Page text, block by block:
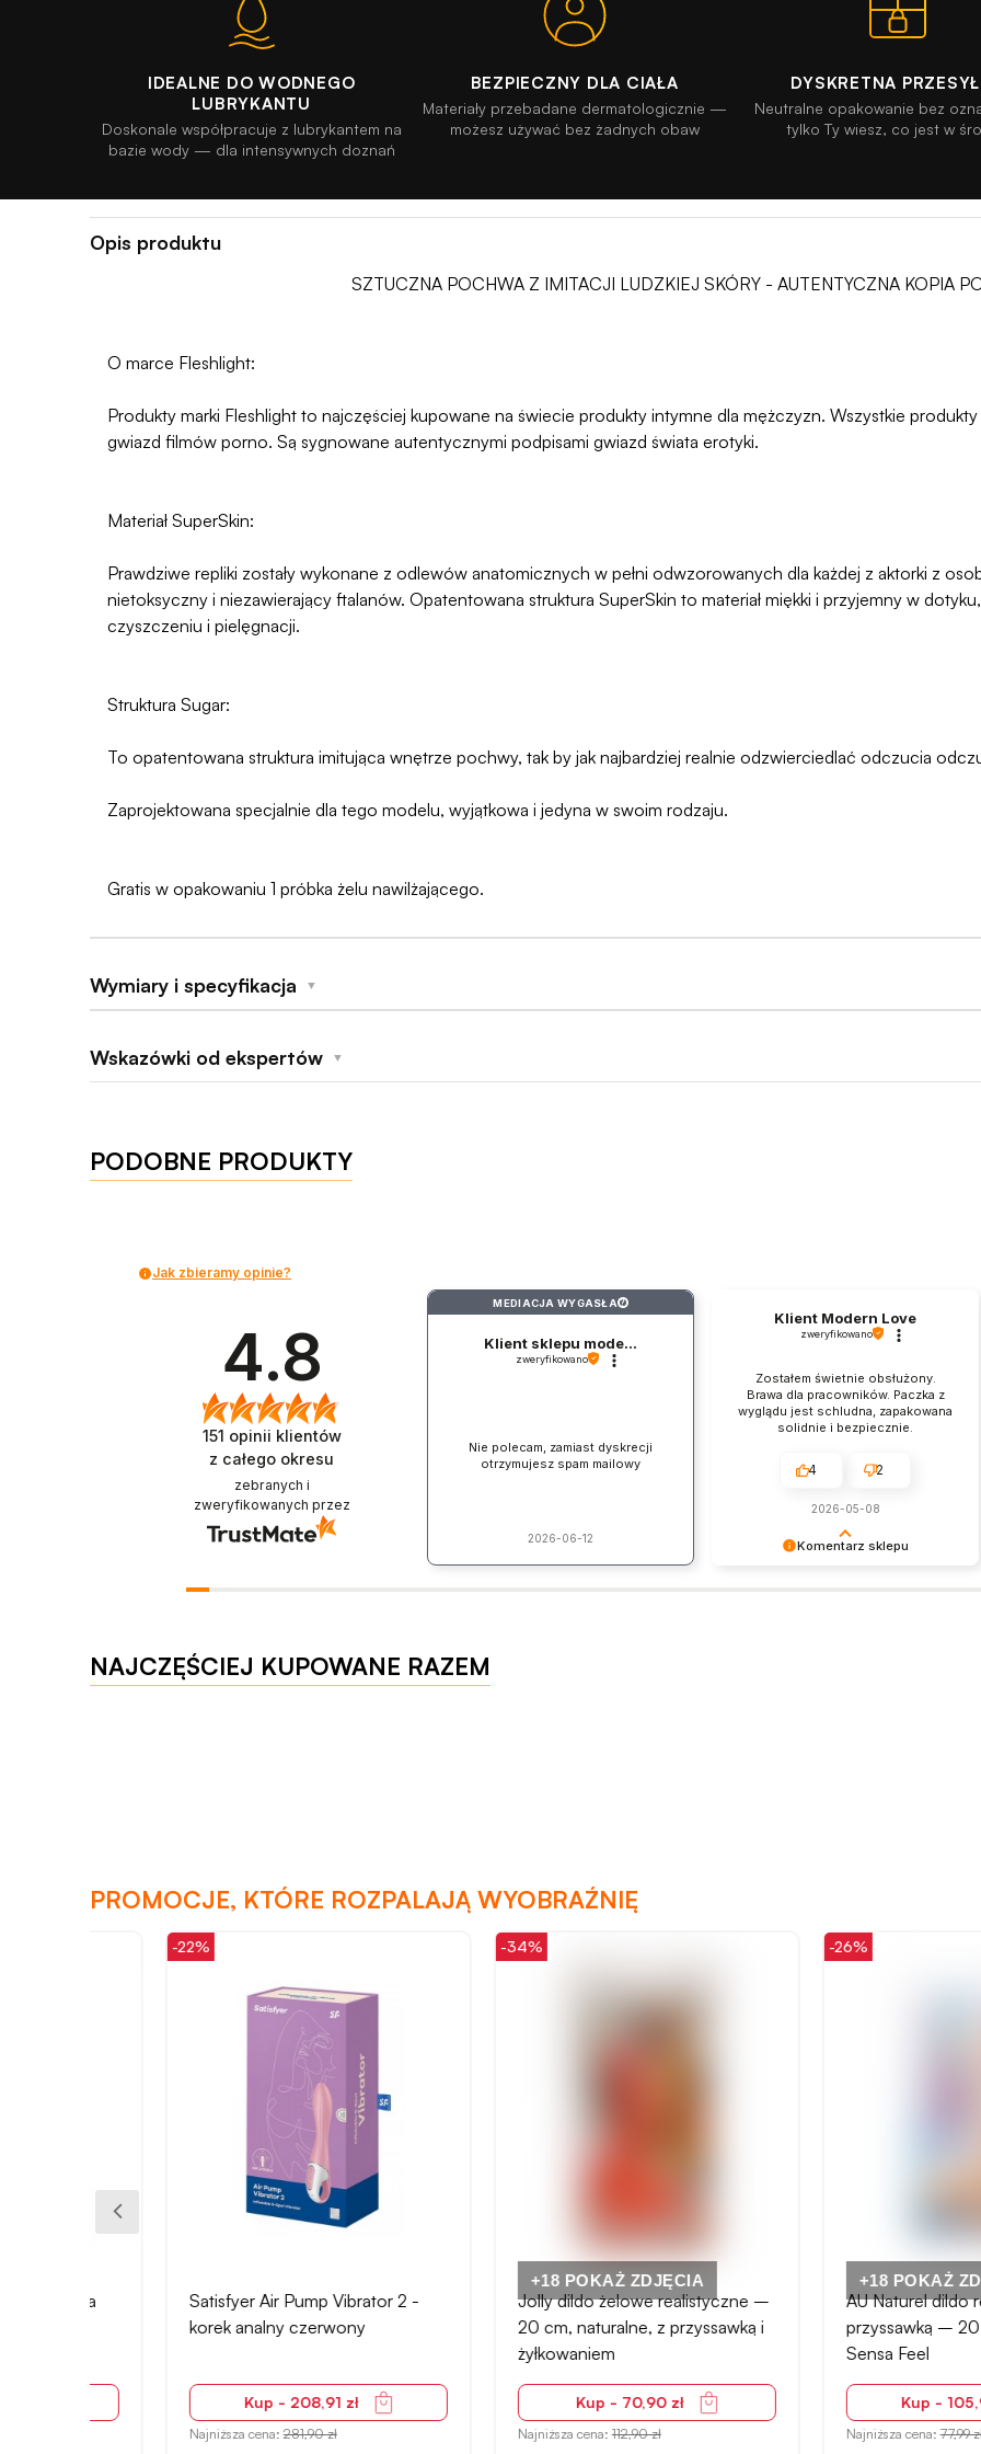
IDEALNE DO WODNEGO
LUBRYKANTU
Doskonale współpracuje z lubrykantem na
bazie wody — dla intensywnych doznań
BEZPIECZNY DLA CIAŁA
Materiały przebadane dermatologicznie —
możesz używać bez żadnych obaw
DYSKRETNA
Neutralne opakowanie bez
tylko Ty wiesz, co jest w
Opis produktu
SZTUCZNA POCHWA Z IMITACJI LUDZKIEJ SKÓRY - AUTENTYCZNA KOPIA
O marce Fleshlight:
Produkty marki Fleshlight to najczęściej kupowane na świecie produkty intymne dla mężczyzn. Wszystkie
gwiazd filmów porno. Są sygnowane autentycznymi podpisami gwiazd świata erotyki.
Materiał SuperSkin:
Prawdziwe repliki zostały wykonane z odlewów anatomicznych w pełni odwzorowanych dla każdej z aktorki z
nietoksyczny i niezawierający ftalanów. Opatentowana struktura SuperSkin to materiał miękki i przyjemny w
czyszczeniu i pielęgnacji.
Struktura Sugar:
To opatentowana struktura imitująca wnętrze pochwy, tak by jak najbardziej realnie odzwierciedlać odczucia
Zaprojektowana specjalnie dla tego modelu, wyjątkowa i jedyna w swoim rodzaju.
Gratis w opakowaniu 1 próbka żelu nawilżającego.
Wymiary i specyfikacja ▼
Materiały
Materiał
20CM
Podmiot odpowiedzialny
ONE-DC B.V., Phoenixweg 6, 9641, KS Veendam, Holandia — ludmila.taalman@one-dc.com
Wskazówki od ekspertów ▼
Czyszczenie
Przechowywac w suchym, zacienionym miejscu. Unikac
Przy produktach z TPE uzywaj wylacznie lubrykantow na bazie
PODOBNE PRODUKTY
Jak zbieramy opinie?
4.8
151 opinii klientów
z całego okresu
zebranych i
zweryfikowanych przez
MEDIACJA WYGASŁA ?
Klient sklepu mode...
zweryfikowano
Nie polecam, zamiast dyskrecji
otrzymujesz spam mailowy
2026-06-12 Komentarz sklepu
Klient Modern Love
zweryfikowano
Zostałem świetnie obsłużony.
Brawa dla pracowników. Paczka z
wyglądu jest schludna, zapakowana
solidnie i bezpiecznie.
4 2
2026-05-08
NAJCZĘŚCIEJ KUPOWANE RAZEM
PROMOCJE, KTÓRE ROZPALAJĄ WYOBRAŹNIĘ
Satisfyer Air Pump Vibrator 2 -
korek analny czerwony
Kup - 208,91 zł
Najniższa cena:281,90 zł
+18 POKAŻ ZDJĘCIA
Jolly dildo żelowe realistyczne –
20 cm, naturalne, z przyssawką i
żyłkowaniem
Kup - 70,90 zł
Najniższa cena:112,90 zł
+18 POKAŻ ZDJĘCIA
AU Naturel dildo
przyssawką – 20 cm,
Sensa Feel
Kup - 105,90 zł
Najniższa cena:77,99 zł